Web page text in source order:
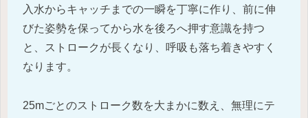
入水からキャッチまでの一瞬を丁寧に作り、前に伸
びた姿勢を保ってから水を後ろへ押す意識を持つ
と、ストロークが長くなり、呼吸も落ち着きやすく
なります。
25mごとのストローク数を大まかに数え、無理にテ